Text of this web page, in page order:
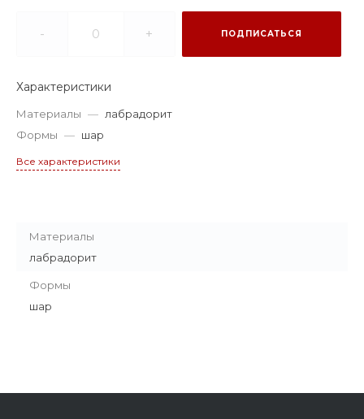
- + ПОДПИСАТЬСЯ
Характеристики
Материалы — лабрадорит
Формы — шар
Все характеристики
Материалы
лабрадорит
Формы
шар